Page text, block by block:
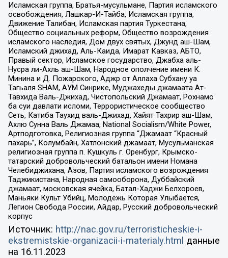
Исламская группа, Братья-мусульмане, Партия исламского
освобождения, Лашкар-И-Тайба, Исламская группа,
Движение Талибан, Исламская партия Туркестана,
Общество социальных реформ, Общество возрождения
исламского наследия, Дом двух святых, Джунд аш-Шам,
Исламский джихад, Аль-Каида, Имарат Кавказ, АБТО,
Правый сектор, Исламское государство, Джабха аль-
Нусра ли-Ахль аш-Шам, Народное ополчение имени К.
Минина и Д. Пожарского, Аджр от Аллаха Субхану уа
Тагьаля SHAM, АУМ Синрике, Муджахеды джамаата Ат-
Тавхида Валь-Джихад, Чистопольский Джамаат, Рохнамо
ба суи давлати исломи, Террористическое сообщество
Сеть, Катиба Таухид валь-Джихад, Хайят Тахрир аш-Шам,
Ахлю Сунна Валь Джамаа, National Socialism/White Power,
Артподготовка, Религиозная группа “Джамаат “Красный
пахарь”, Колумбайн, Хатлонский джамаат, Мусульманская
религиозная группа п. Кушкуль г. Оренбург, Крымско-
татарский добровольческий батальон имени Номана
Челебиджихана, Азов, Партия исламского возрождения
Таджикистана, Народная самооборона, Дуббайский
джамаат, московская ячейка, Батал-Хаджи Белхороев,
Маньяки Культ Убийц, Молодёжь Которая Улыбается,
Легион Свобода России, Айдар, Русский добровольческий
корпус
Источник: http://nac.gov.ru/terroristicheskie-i-
ekstremistskie-organizacii-i-materialy.html данные
на 16.11.2023